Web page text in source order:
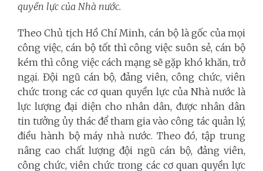
quyền lực của Nhà nước.
Theo Chủ tịch Hồ Chí Minh, cán bộ là gốc của mọi
công việc, cán bộ tốt thì công việc suôn sẻ, cán bộ
kém thì công việc cách mạng sẽ gặp khó khăn, trở
ngại. Đội ngũ cán bộ, đảng viên, công chức, viên
chức trong các cơ quan quyền lực của Nhà nước là
lực lượng đại diện cho nhân dân, được nhân dân
tin tưởng ủy thác để tham gia vào công tác quản lý,
điều hành bộ máy nhà nước. Theo đó, tập trung
nâng cao chất lượng đội ngũ cán bộ, đảng viên,
công chức, viên chức trong các cơ quan quyền lực